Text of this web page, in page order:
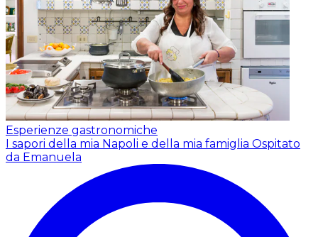
Esperienze gastronomiche
I sapori della mia Napoli e della mia famiglia Ospitato
da Emanuela